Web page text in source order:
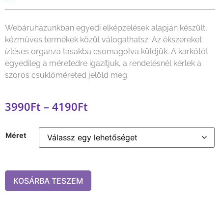
Webáruházunkban egyedi elképzelések alapján készült,
kézműves termékek közül válogathatsz. Az ékszereket
ízléses organza tasakba csomagolva küldjük. A karkötőt
egyedileg a méretedre igazítjuk, a rendelésnél kérlek a
szoros csuklóméreted jelöld meg.
3990Ft – 4190Ft
Méret
KOSÁRBA TESZEM